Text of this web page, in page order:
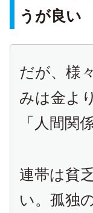
うが良い
だが、様
みは金よ
「人間関
連帯は貧
い。孤独